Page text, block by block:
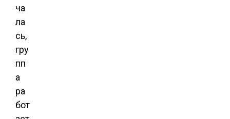
ча
ла
сь,
гру
пп
а
ра
бот